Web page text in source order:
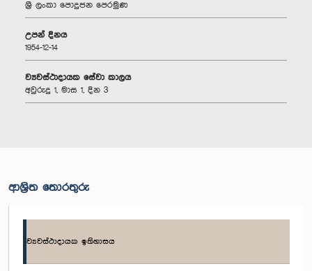
ශ්‍රී ලංකා පොදුජන පෙරමුණ
උපන් දිනය
1954-12-14
ව්‍යවස්ථාදායක සේවා කාලය
අවුරුදු 1, මාස 1, දින 3
ආශ්‍රිත තොරතුරු
ව්‍යවස්ථාදායක ඉතිහාසය